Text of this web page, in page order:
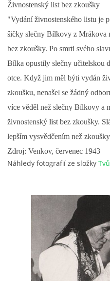
tel. 773
Tento projekt je
města
© 2026 eStránky.cz
Živnostenský list bez zkoušky
"Vydání živnostenského listu je
šičky slečny Bílkovy z Mrákova
bez zkoušky. Po smrti svého
Bílka opustily slečny učitelskou
otce. Když jim měl býti vydán
zkoušku, nenašel se žádný
více věděl než slečny Bílkovy a
živnostenský list bez zkoušky.
lepším vysvědčením než
Zdroj: Venkov, červenec 1943
Náhledy fotografií ze složky